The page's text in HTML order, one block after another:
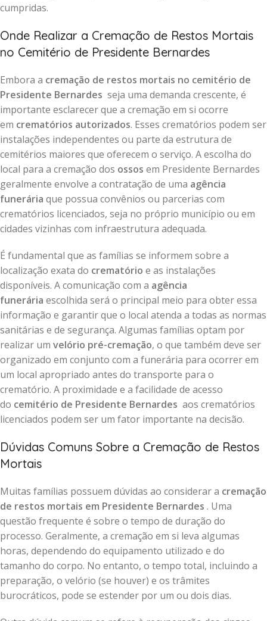
cumpridas.
Onde Realizar a Cremação de Restos Mortais
no Cemitério de Presidente Bernardes
Embora a cremação de restos mortais no cemitério de
Presidente Bernardes seja uma demanda crescente, é
importante esclarecer que a cremação em si ocorre
em crematórios autorizados. Esses crematórios podem ser
instalações independentes ou parte da estrutura de
cemitérios maiores que oferecem o serviço. A escolha do
local para a cremação dos ossos em Presidente Bernardes
geralmente envolve a contratação de uma agência
funerária que possua convênios ou parcerias com
crematórios licenciados, seja no próprio município ou em
cidades vizinhas com infraestrutura adequada.
É fundamental que as famílias se informem sobre a
localização exata do crematório e as instalações
disponíveis. A comunicação com a agência
funerária escolhida será o principal meio para obter essa
informação e garantir que o local atenda a todas as normas
sanitárias e de segurança. Algumas famílias optam por
realizar um velório pré-cremação, o que também deve ser
organizado em conjunto com a funerária para ocorrer em
um local apropriado antes do transporte para o
crematório. A proximidade e a facilidade de acesso
do cemitério de Presidente Bernardes aos crematórios
licenciados podem ser um fator importante na decisão.
Dúvidas Comuns Sobre a Cremação de Restos
Mortais
Muitas famílias possuem dúvidas ao considerar a cremação
de restos mortais em Presidente Bernardes . Uma
questão frequente é sobre o tempo de duração do
processo. Geralmente, a cremação em si leva algumas
horas, dependendo do equipamento utilizado e do
tamanho do corpo. No entanto, o tempo total, incluindo a
preparação, o velório (se houver) e os trâmites
burocráticos, pode se estender por um ou dois dias.